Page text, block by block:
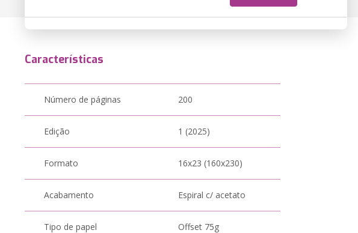
Características
Número de páginas 200
Edição 1 (2025)
Formato 16x23 (160x230)
Acabamento Espiral c/ acetato
Tipo de papel Offset 75g